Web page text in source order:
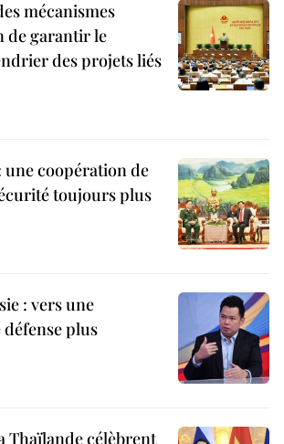
mécanismes
de garantir le
des projets liés
coopération de
toujours plus
: vers une
plus
Thaïlande célèbrent